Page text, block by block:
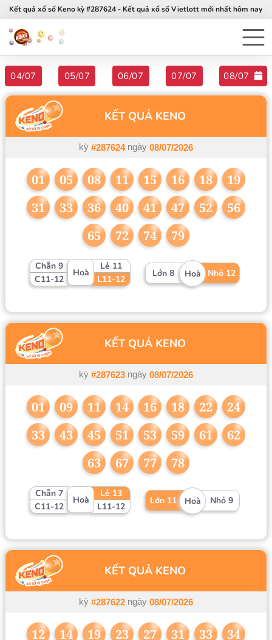
Kết quả xổ số Keno kỳ #287624 - Kết quả xổ số Vietlott mới nhất hôm nay
04/07 05/07 06/07 07/07 08/07
KẾT QUẢ KENO
kỳ #287624ngày 08/07/2026
01 05 08 11 15 16 18
19
31
33 36 40 41 47 52
56
65
72 74 79
Chẵn 9
C11-12
Hoà
Lẻ 11
L11-12
Lớn 8 Hoà Nhỏ 12
KẾT QUẢ KENO
kỳ #287623 ngày 08/07/2026
01 09 11 14 16 18 22
24
33
43 45 51 53 59 61
62
63
67 77 78
Chẵn 7
C11-12
Hoà
Lẻ 13
L11-12
Lớn 11 Hoà Nhỏ 9
KẾT QUẢ KENO
kỳ #287622 ngày 08/07/2026
12 14 19 23 27 31 33
34